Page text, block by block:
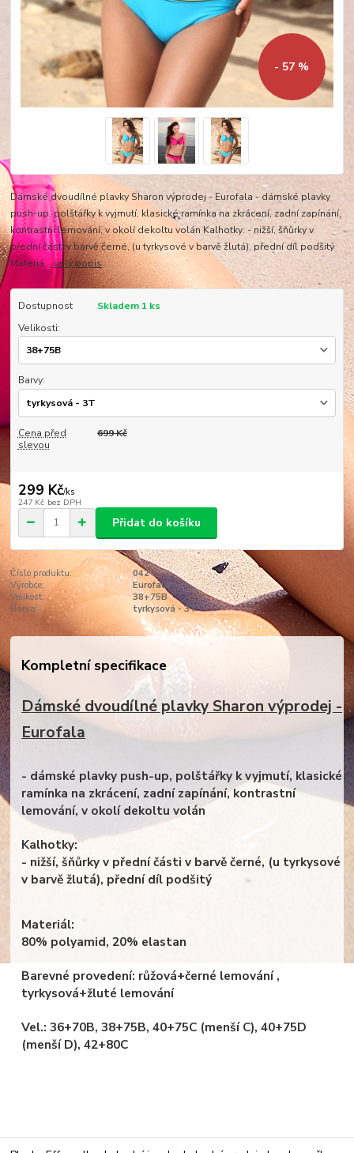
- 57 %
Dámské dvoudílné plavky Sharon výprodej - Eurofala - dámské plavky
push-up, polštářky k vyjmutí, klasické ramínka na zkrácení, zadní zapínání,
kontrastní lemování, v okolí dekoltu volán Kalhotky: - nižší, šňůrky v
přední části v barvě černé, (u tyrkysové v barvě žlutá), přední díl podšitý
Materiá...celý popis
Dostupnost
Skladem 1 ks
Velikosti:
Barvy:
Cena před
slevou
699 Kč
299 Kč/ks
247 Kč bez DPH
Přidat do košíku
Číslo produktu:
042
Výrobce:
Eurofala
Velikost:
38+75B
Barva:
tyrkysová - 3T
Kompletní specifikace
Dámské dvoudílné plavky Sharon výprodej -
Eurofala
- dámské plavky push-up, polštářky k vyjmutí, klasické
ramínka na zkrácení, zadní zapínání, kontrastní
lemování, v okolí dekoltu volán
Kalhotky:
- nižší, šňůrky v přední části v barvě černé, (u tyrkysové
v barvě žlutá), přední díl podšitý
Materiál:
80% polyamid, 20% elastan
Barevné provedení: růžová+černé lemování ,
tyrkysová+žluté lemování
Vel.: 36+70B, 38+75B, 40+75C (menší C), 40+75D
(menší D), 42+80C